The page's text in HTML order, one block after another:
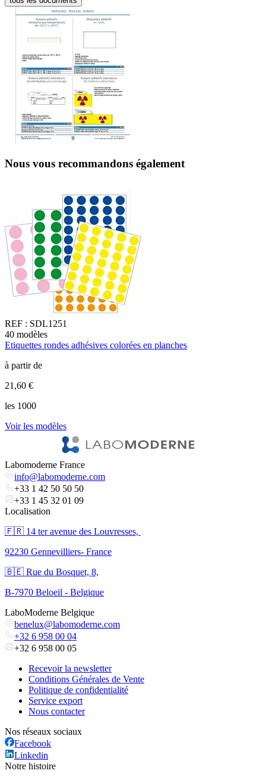
Nous vous recommandons également
REF : SDL1251
40 modèles
Etiquettes rondes adhésives colorées en planches
à partir de
21,60 €
les 1000
Voir les modèles
Labomoderne France
info@labomoderne.com
+33 1 42 50 50 50
+33 1 45 32 01 09
Localisation
🇫🇷 ​14 ter avenue des Louvresses,
92230 Gennevilliers- France
🇧🇪 Rue du Bosquet, 8,
B-7970 Beloeil - Belgique
LaboModerne Belgique
benelux@labomoderne.com
+32 6 958 00 04
+32 6 958 00 05
Recevoir la newsletter
Conditions Générales de Vente
Politique de confidentialité
Service export
Nous contacter
Nos réseaux sociaux
Facebook
Linkedin
Notre histoire